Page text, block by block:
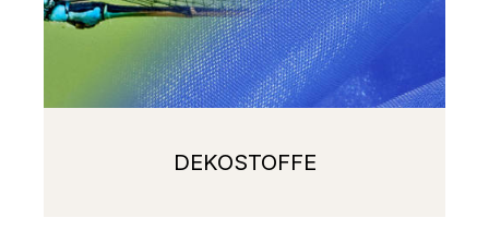
DEKOSTOFFE